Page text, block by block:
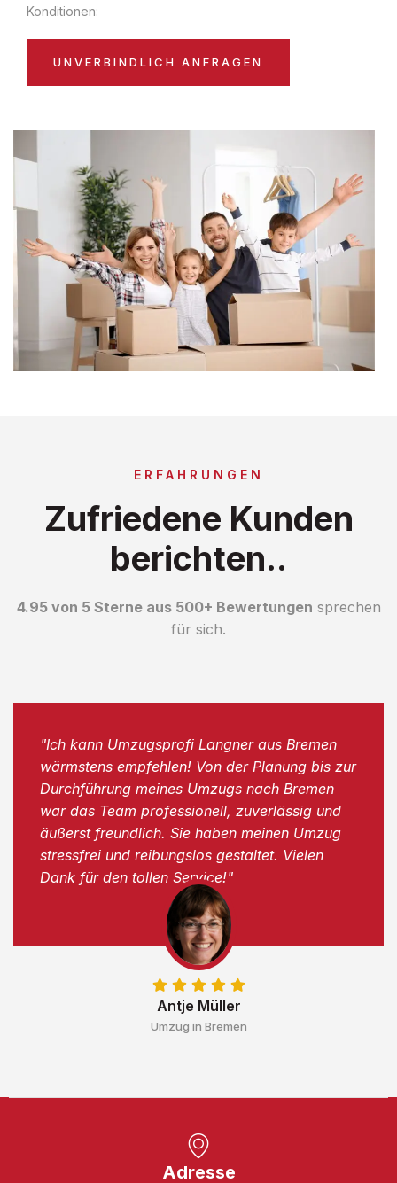
Konditionen:
UNVERBINDLICH ANFRAGEN
ERFAHRUNGEN
Zufriedene Kunden
berichten..
4.95 von 5 Sterne aus 500+ Bewertungen sprechen
für sich.
Antje Müller
Umzug in Bremen
"Ich kann Umzugsprofi Langner aus Bremen
wärmstens empfehlen! Von der Planung bis zur
Durchführung meines Umzugs nach Bremen
war das Team professionell, zuverlässig und
äußerst freundlich. Sie haben meinen Umzug
stressfrei und reibungslos gestaltet. Vielen
Dank für den tollen Service!"
Adresse